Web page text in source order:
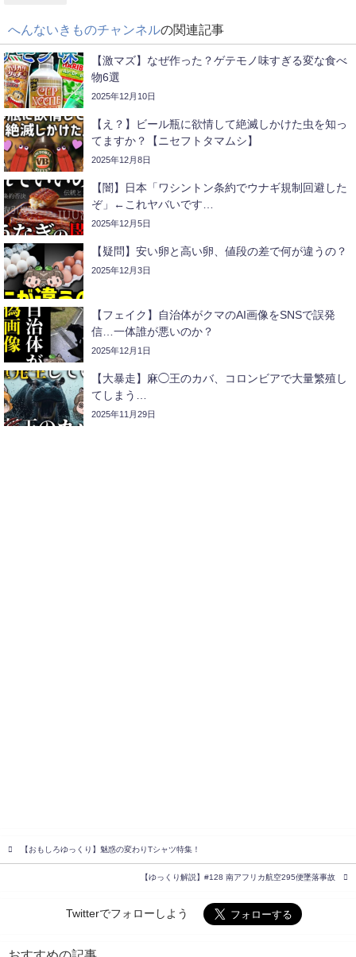
へんないきものチャンネルの関連記事
【激マズ】なぜ作った？ゲテモノ味すぎる変な食べ
物6選
2025年12月10日
【え？】ビール瓶に欲情して絶滅しかけた虫を知っ
てますか？【ニセフトタマムシ】
2025年12月8日
【闇】日本「ワシントン条約でウナギ規制回避した
ぞ」←これヤバいです…
2025年12月5日
【疑問】安い卵と高い卵、値段の差で何が違うの？
2025年12月3日
【フェイク】自治体がクマのAI画像をSNSで誤発
信…一体誰が悪いのか？
2025年12月1日
【大暴走】麻◯王のカバ、コロンビアで大量繁殖し
てしまう…
2025年11月29日
【おもしろゆっくり】魅惑の変わりTシャツ特集！
【ゆっくり解説】#128 南アフリカ航空295便墜落事故
Twitterでフォローしよう